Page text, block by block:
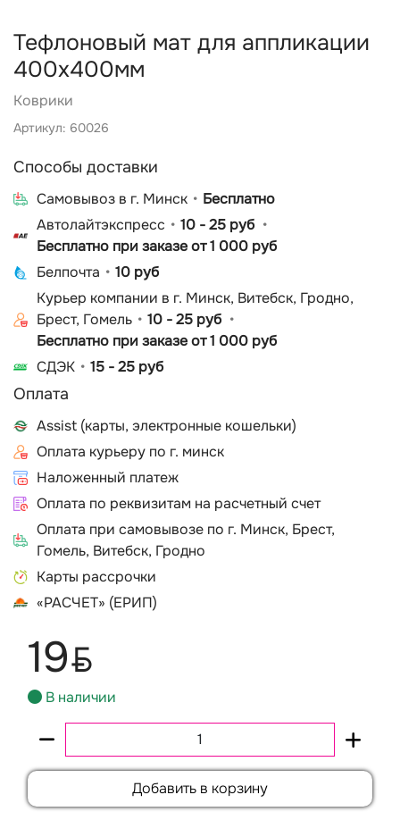
Тефлоновый мат для аппликации
400х400мм
Коврики
Артикул: 60026
Способы доставки
Cамовывоз в г. Минск
Бесплатно
Автолайтэкспресс
10 - 25 руб
Бесплатно при заказе от 1 000 руб
Белпочта
10 руб
Курьер компании в г. Минск, Витебск, Гродно,
Брест, Гомель
10 - 25 руб
Бесплатно при заказе от 1 000 руб
СДЭК
15 - 25 руб
Оплата
Assist (карты, электронные кошельки)
Оплата курьеру по г. минск
Наложенный платеж
Оплата по реквизитам на расчетный счет
Оплата при самовывозе по г. Минск, Брест,
Гомель, Витебск, Гродно
Карты рассрочки
«РАСЧЕТ» (ЕРИП)
19BYN
В наличии
Добавить в корзину